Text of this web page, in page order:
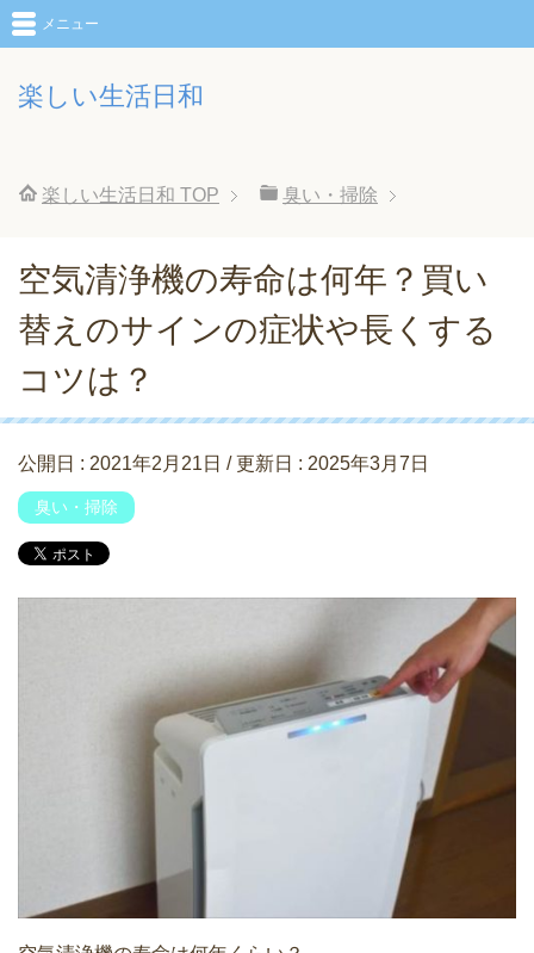
楽しい生活日和
メニュー
楽しい生活日和 TOP 臭い・掃除
空気清浄機の寿命は何年？買い
替えのサインの症状や長くする
コツは？
公開日 : 2021年2月21日 / 更新日 : 2025年3月7日
臭い・掃除